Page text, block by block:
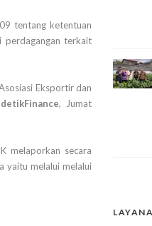
tentang ketentuan
perdagangan terkait
Eksportir dan
detikFinance, Jumat
melaporkan secara
yaitu melalui melalui